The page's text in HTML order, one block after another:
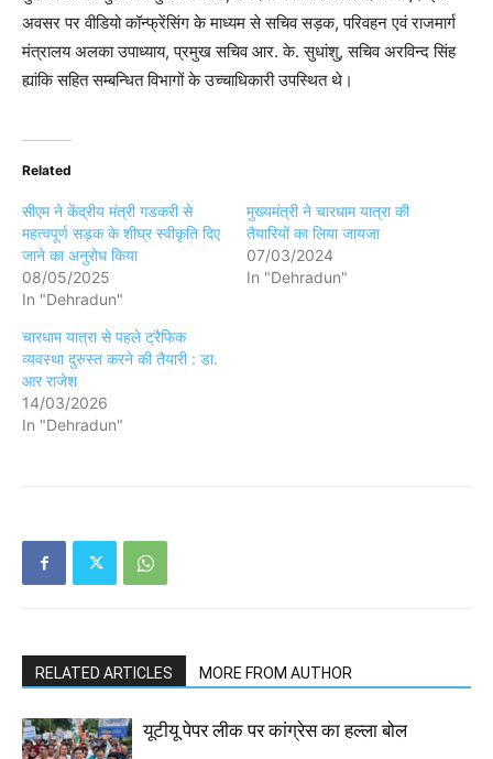
अवसर पर वीडियो कॉन्फ्रेंसिंग के माध्यम से सचिव सड़क, परिवहन एवं राजमार्ग
मंत्रालय अलका उपाध्याय, प्रमुख सचिव आर. के. सुधांशु, सचिव अरविन्द सिंह
ह्यांकि सहित सम्बन्धित विभागों के उच्चाधिकारी उपस्थित थे।
Related
सीएम ने केंद्रीय मंत्री गडकरी से
महत्वपूर्ण सड़क के शीघ्र स्वीकृति दिए
जाने का अनुरोध किया
08/05/2025
In "Dehradun"
मुख्यमंत्री ने चारधाम यात्रा की
तैयारियों का लिया जायजा
07/03/2024
In "Dehradun"
चारधाम यात्रा से पहले ट्रैफिक
व्यवस्था दुरुस्त करने की तैयारी : डा.
आर राजेश
14/03/2026
In "Dehradun"
RELATED ARTICLES MORE FROM AUTHOR
यूटीयू पेपर लीक पर कांग्रेस का हल्ला बोल